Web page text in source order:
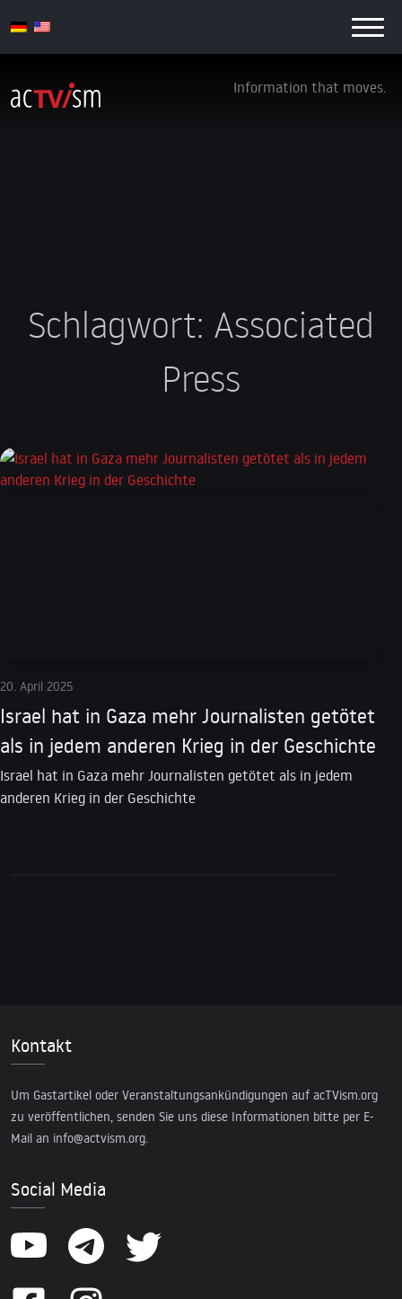
Information that moves.
Schlagwort: Associated
Press
20. April 2025
Israel hat in Gaza mehr Journalisten getötet
als in jedem anderen Krieg in der Geschichte
Israel hat in Gaza mehr Journalisten getötet als in jedem
anderen Krieg in der Geschichte
Kontakt
Um Gastartikel oder Veranstaltungsankündigungen auf acTVism.org
zu veröffentlichen, senden Sie uns diese Informationen bitte per E-
Mail an info@actvism.org.
Social Media